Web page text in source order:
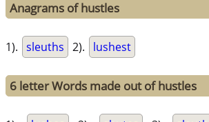
Anagrams of hustles
1). sleuths 2). lushest
6 letter Words made out of hustles